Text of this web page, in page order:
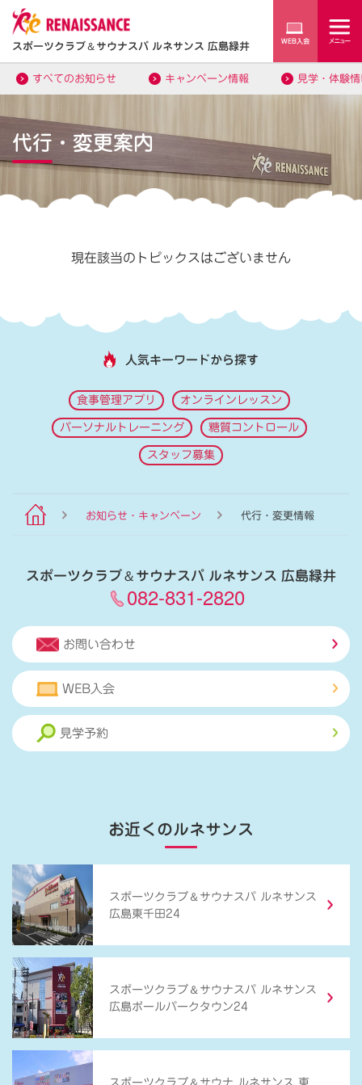
スポーツクラブ＆サウナスパ ルネサンス 広島緑井
すべてのお知らせ キャンペーン情報 見学・体験
代行・変更案内
現在該当のトピックスはございません
人気キーワードから探す
食事管理アプリ オンラインレッスン
パーソナルトレーニング 糖質コントロール
スタッフ募集
お知らせ・キャンペーン 代行・変更情報
スポーツクラブ＆サウナスパ ルネサンス 広島緑井
082-831-2820
お問い合わせ
WEB入会
見学予約
お近くのルネサンス
スポーツクラブ ＆ サウナスパ ルネサンス
広島東千田24
スポーツクラブ ＆ サウナスパ ルネサンス
広島ボールパークタウン24
スポーツクラブ ＆ サウナ ルネサンス 東